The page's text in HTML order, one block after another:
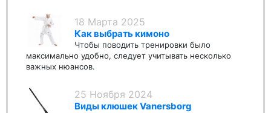
18 Марта 2025
Как выбрать кимоно
Чтобы поводить тренировки было
максимально удобно, следует учитывать несколько
важных нюансов.
25 Ноября 2024
Виды клюшек Vanersborg